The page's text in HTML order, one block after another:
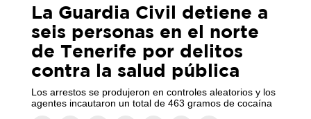
La Guardia Civil detiene a
seis personas en el norte
de Tenerife por delitos
contra la salud pública
Los arrestos se produjeron en controles aleatorios y los
agentes incautaron un total de 463 gramos de cocaína